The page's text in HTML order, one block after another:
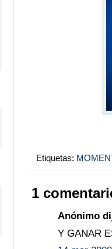
Etiquetas:
1
Anónimo
Y GANAR